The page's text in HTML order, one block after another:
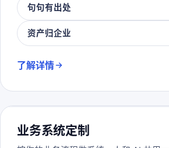
句句有出处
资产归企业
了解详情
业务系统定制